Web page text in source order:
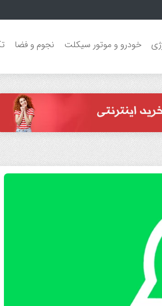
خودرو و موتور سیکلت نجوم و فضا